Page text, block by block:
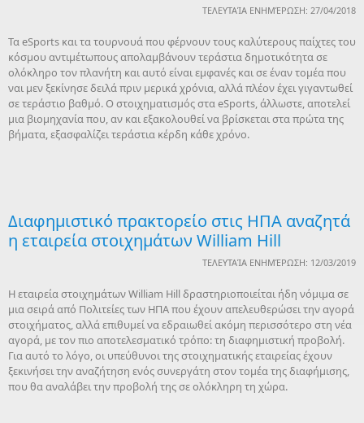
ΤΕΛΕΥΤΑΊΑ ΕΝΗΜΈΡΩΣΗ: 27/04/2018
Τα eSports και τα τουρνουά που φέρνουν τους καλύτερους παίχτες του
κόσμου αντιμέτωπους απολαμβάνουν τεράστια δημοτικότητα σε
ολόκληρο τον πλανήτη και αυτό είναι εμφανές και σε έναν τομέα που
ναι μεν ξεκίνησε δειλά πριν μερικά χρόνια, αλλά πλέον έχει γιγαντωθεί
σε τεράστιο βαθμό. Ο στοιχηματισμός στα eSports, άλλωστε, αποτελεί
μια βιομηχανία που, αν και εξακολουθεί να βρίσκεται στα πρώτα της
βήματα, εξασφαλίζει τεράστια κέρδη κάθε χρόνο.
Διαφημιστικό πρακτορείο στις ΗΠΑ αναζητά
η εταιρεία στοιχημάτων William Hill
ΤΕΛΕΥΤΑΊΑ ΕΝΗΜΈΡΩΣΗ: 12/03/2019
Η εταιρεία στοιχημάτων William Hill δραστηριοποιείται ήδη νόμιμα σε
μια σειρά από Πολιτείες των ΗΠΑ που έχουν απελευθερώσει την αγορά
στοιχήματος, αλλά επιθυμεί να εδραιωθεί ακόμη περισσότερο στη νέα
αγορά, με τον πιο αποτελεσματικό τρόπο: τη διαφημιστική προβολή.
Για αυτό το λόγο, οι υπεύθυνοι της στοιχηματικής εταιρείας έχουν
ξεκινήσει την αναζήτηση ενός συνεργάτη στον τομέα της διαφήμισης,
που θα αναλάβει την προβολή της σε ολόκληρη τη χώρα.